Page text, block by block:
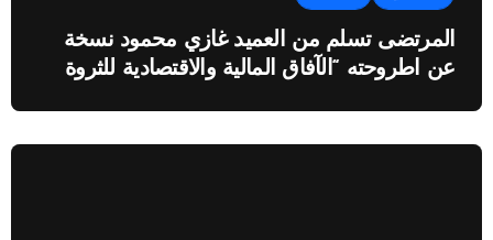
المرتضى تسلم من العميد غازي محمود نسخة
عن اطروحته “الآفاق المالية والاقتصادية للثروة